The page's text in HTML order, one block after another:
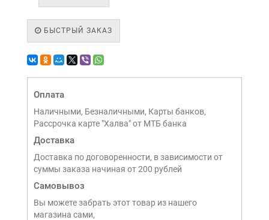
БЫСТРЫЙ ЗАКАЗ
Оплата
Наличными, Безналичными, Карты банков,
Рассрочка карте "Халва" от МТБ банка
Доставка
Доставка по договоренности, в зависимости от
суммы заказа начиная от 200 рублей
Самовывоз
Вы можете забрать этот товар из нашего
магазина сами,